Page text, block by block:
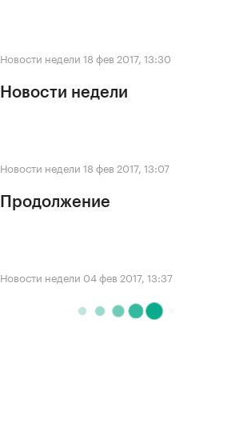
Новости недели 18 фев 2017, 13:30
Новости недели
Новости недели 18 фев 2017, 13:07
Продолжение
Новости недели 04 фев 2017, 13:37